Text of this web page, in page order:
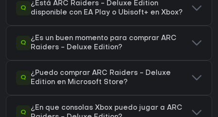
Q
¿Está ARC Raiders - Deluxe Edition
disponible con EA Play o Ubisoft+ en Xbox?
Q
¿Es un buen momento para comprar ARC
Raiders - Deluxe Edition?
Q
¿Puedo comprar ARC Raiders - Deluxe
Edition en Microsoft Store?
Q
¿En que consolas Xbox puedo jugar a ARC